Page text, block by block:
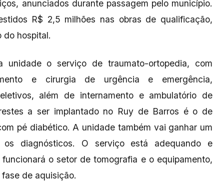
anunciados durante passagem pelo município.
R$ 2,5 milhões nas obras de qualificação,
do hospital.
unidade o serviço de traumato-ortopedia, com
e cirurgia de urgência e emergência,
além de internamento e ambulatório de
a ser implantado no Ruy de Barros é o de
pé diabético. A unidade também vai ganhar um
os diagnósticos. O serviço está adequando e
o setor de tomografia e o equipamento,
de aquisição.